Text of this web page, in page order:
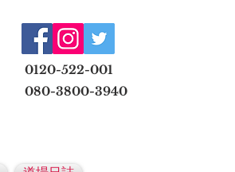
0120-522-001
080-3800-3940